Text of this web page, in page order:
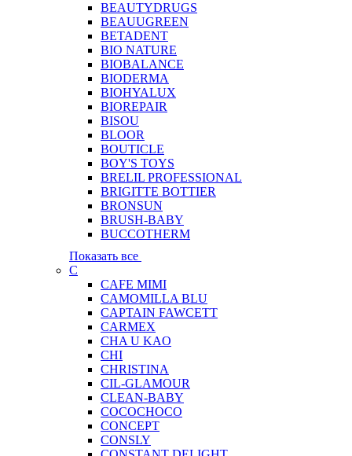
BEAUTYDRUGS
BEAUUGREEN
BETADENT
BIO NATURE
BIOBALANCE
BIODERMA
BIOHYALUX
BIOREPAIR
BISOU
BLOOR
BOUTICLE
BOY'S TOYS
BRELIL PROFESSIONAL
BRIGITTE BOTTIER
BRONSUN
BRUSH-BABY
BUCCOTHERM
Показать все
C
CAFE MIMI
CAMOMILLA BLU
CAPTAIN FAWCETT
CARMEX
CHA U KAO
CHI
CHRISTINA
CIL-GLAMOUR
CLEAN-BABY
COCOCHOCO
CONCEPT
CONSLY